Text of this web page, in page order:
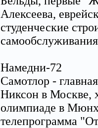
Алексеева,
студенческие
Намедни-72
Самотлор -
Никсон в Москве,
олимпиаде в
телепрограмма